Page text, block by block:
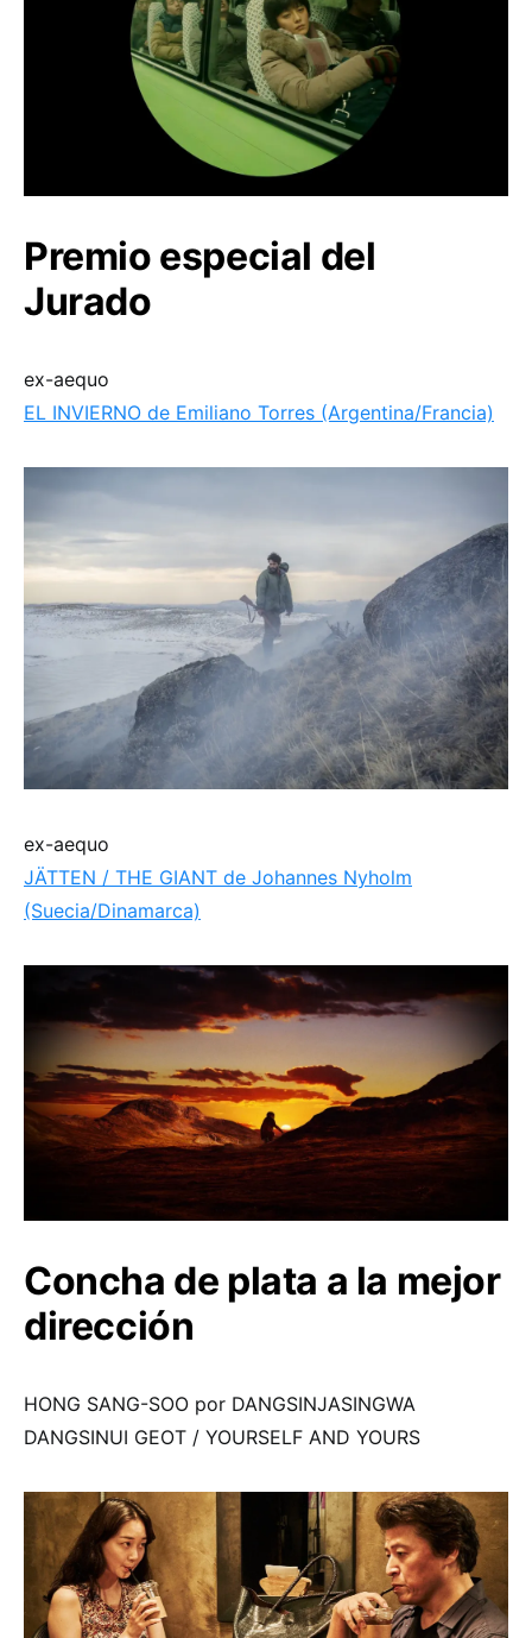
Premio especial del
Jurado
ex-aequo
EL INVIERNO de Emiliano Torres (Argentina/Francia)
ex-aequo
JÄTTEN / THE GIANT de Johannes Nyholm
(Suecia/Dinamarca)
Concha de plata a la mejor
dirección
HONG SANG-SOO por DANGSINJASINGWA
DANGSINUI GEOT / YOURSELF AND YOURS